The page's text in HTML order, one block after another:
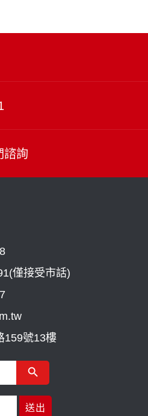
諮詢
僅接受市話)
159號13樓
Search Button